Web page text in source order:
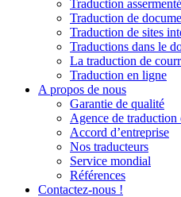
Traduction
Traduction de
Traduction de sites
Traductions dans le
La traduction de
Traduction en ligne
A propos de nous
Garantie de qualité
Agence de traduction
Accord d’entreprise
Nos traducteurs
Service mondial
Références
Contactez-nous !